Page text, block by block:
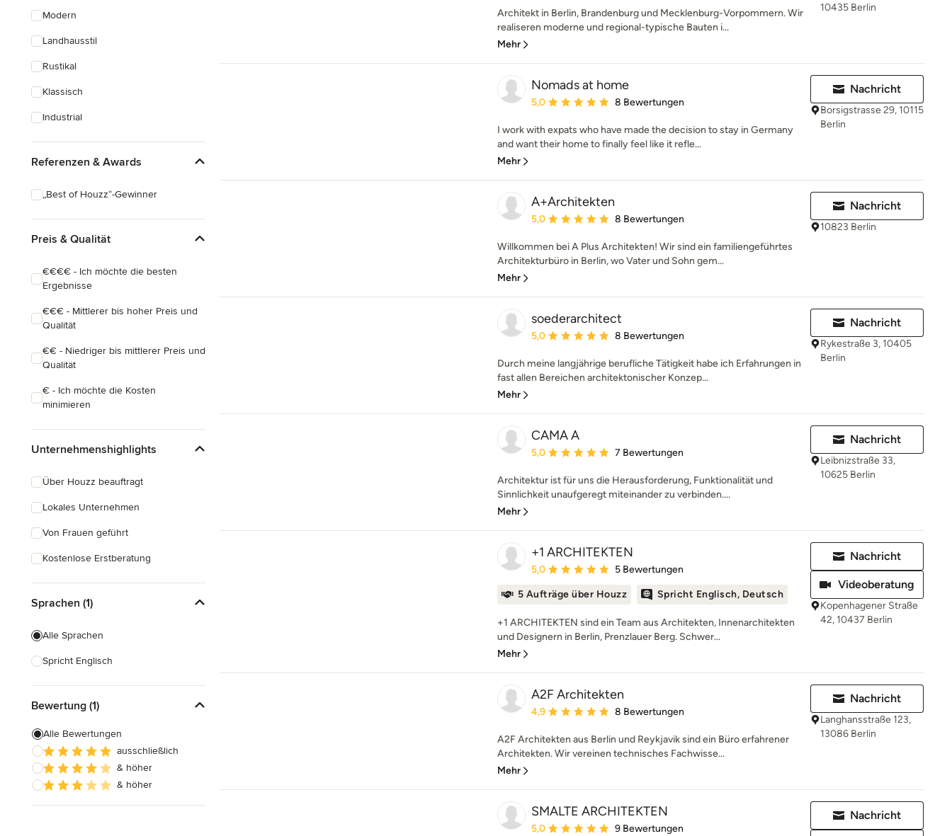
Modern
Landhausstil
Rustikal
Klassisch
Industrial
Referenzen & Awards
„Best of Houzz“-Gewinner
Preis & Qualität
€€€€ - Ich möchte die besten
Ergebnisse
€€€ - Mittlerer bis hoher Preis und
Qualität
€€ - Niedriger bis mittlerer Preis und
Qualität
€ - Ich möchte die Kosten
minimieren
Unternehmenshighlights
Über Houzz beauftragt
Lokales Unternehmen
Von Frauen geführt
Kostenlose Erstberatung
Sprachen (1)
Alle Sprachen
Spricht Englisch
Bewertung (1)
Alle Bewertungen
ausschließlich
& höher
& höher
Architekt in Berlin, Brandenburg und Mecklenburg-Vorpommern. Wir
realiseren moderne und regional-typische Bauten i...
Mehr
10435 Berlin
Nomads at home
Durchschnittliche Bewertung: 5 von 5 Sternen
5,0 8 Bewertungen
I work with expats who have made the decision to stay in Germany
and want their home to finally feel like it refle...
Mehr
Nachricht
Borsigstrasse 29, 10115
Berlin
A+Architekten
Durchschnittliche Bewertung: 5 von 5 Sternen
5,0 8 Bewertungen
Willkommen bei A Plus Architekten! Wir sind ein familiengeführtes
Architekturbüro in Berlin, wo Vater und Sohn gem...
Mehr
Nachricht
10823 Berlin
soederarchitect
Durchschnittliche Bewertung: 5 von 5 Sternen
5,0 8 Bewertungen
Durch meine langjährige berufliche Tätigkeit habe ich Erfahrungen in
fast allen Bereichen architektonischer Konzep...
Mehr
Nachricht
Rykestraße 3, 10405
Berlin
CAMA A
Durchschnittliche Bewertung: 5 von 5 Sternen
5,0 7 Bewertungen
Architektur ist für uns die Herausforderung, Funktionalität und
Sinnlichkeit unaufgeregt miteinander zu verbinden....
Mehr
Nachricht
Leibnizstraße 33,
10625 Berlin
+1 ARCHITEKTEN
Durchschnittliche Bewertung: 5 von 5 Sternen
5,0 5 Bewertungen
5 Aufträge über Houzz Spricht Englisch, Deutsch
+1 ARCHITEKTEN sind ein Team aus Architekten, Innenarchitekten
und Designern in Berlin, Prenzlauer Berg. Schwer...
Mehr
Nachricht
Videoberatung
Kopenhagener Straße
42, 10437 Berlin
A2F Architekten
Durchschnittliche Bewertung: 4.9 von 5 Sternen
4,9 8 Bewertungen
A2F Architekten aus Berlin und Reykjavik sind ein Büro erfahrener
Architekten. Wir vereinen technisches Fachwisse...
Mehr
Nachricht
Langhansstraße 123,
13086 Berlin
SMALTE ARCHITEKTEN
Durchschnittliche Bewertung: 5 von 5 Sternen
5,0 9 Bewertungen
Nachricht